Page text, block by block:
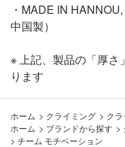
・MADE IN
中国製）
※ 上記、製品の「厚さ
ります
ホーム > クライミング > ク
ホーム > ブランドから探す >
> チーム モチベーション